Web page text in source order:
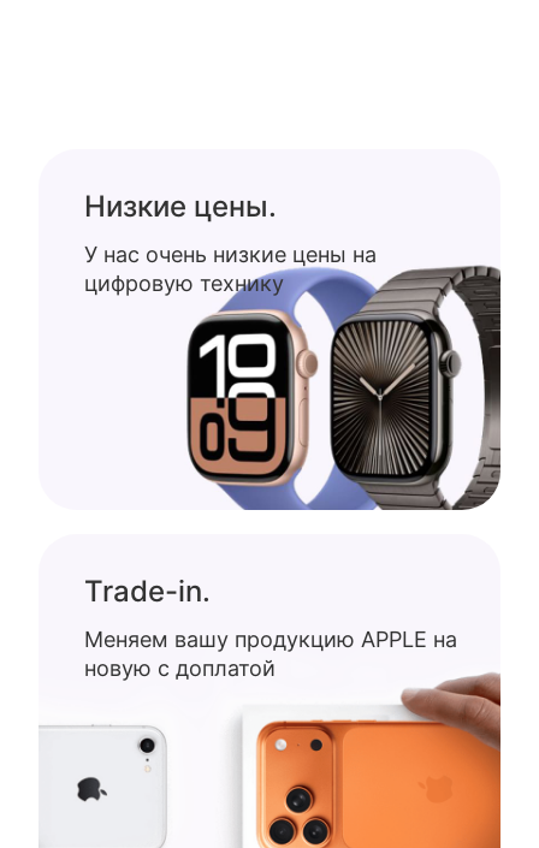
Низкие цены.
У нас очень низкие цены на
цифровую технику
Trade-in.
Меняем вашу продукцию APPLE на
новую с доплатой